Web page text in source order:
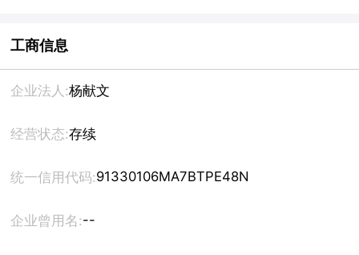
工商信息
企业法人:杨献文
经营状态:存续
统一信用代码:91330106MA7BTPE48N
企业曾用名:--